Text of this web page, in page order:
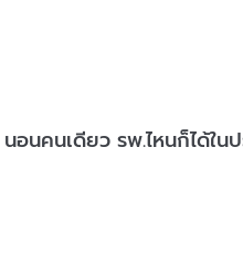
นอนคนเดียว รพ.ไหนก็ได้ในป